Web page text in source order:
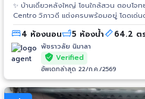
✨ บ้านเดี่ยวหลังใหญ่ โซนใกล้สวน ตอบโจท
Centro วิภาวดี แต่งครบพร้อมอยู่ โดดเด่
ปลอดฝุ่น PM2.5 ทั้งหลัง พร้อมระบบ
ทุกจุด ทำเลดีเยี่ยมใกล้สนามบินดอนเมืองแล
ต่างชาติและสัตว์เลี้ยงขนาดเล็ก) 📌 ข้อมูลท
(Centro Vibhavadi) ขนาดที่ดิน: 64.2 ตร
บ้าน: 4 ห้องนอน, 5 ห้องน้ำ, ห้องแม่บ้าน+ห้
จอดรถ: 3 คันทิศหน้าบ้าน: ทิศเหนือ (รับลม
เฟอร์นิเจอร์: ครบครัน พร้อมครัวบิ้วอินแล
นอนผู้สูงอายุชั้นล่าง และบิ้วอินห้องนอนทุก
4 ห้องนอน 5 ห้องน้ำ 64.2 ต
พัชราวลัย นิมาลา
Verified
อัพเดทล่าสุด 22/ก.ค./2569